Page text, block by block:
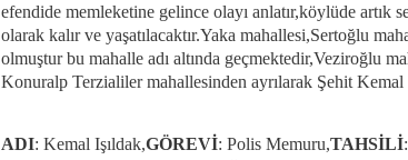
efendide memleketine gelince olayı anlatır,köylüde
olarak kalır ve yaşatılacaktır.Yaka mahallesi,Sertoğlu
olmuştur bu mahalle adı altında geçmektedir,Veziroğlu
Konuralp Terzialiler mahallesinden ayrılarak Şehit Kemal
ADI: Kemal Işıldak,GÖREVİ: Polis Memuru,TAHSİLİ